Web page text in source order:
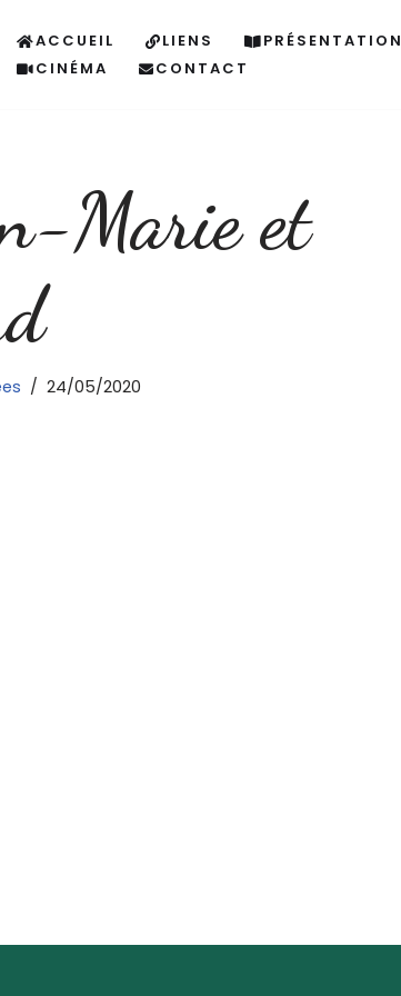
ACCUEIL LIENS PRÉSENTATION
CINÉMA
CONTACT
Marie et
24/05/2020